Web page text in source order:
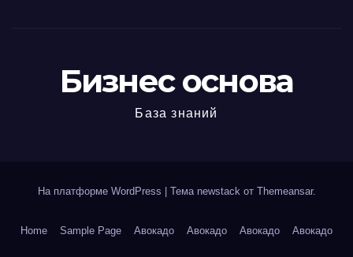
Бизнес основа
База знаний
На платформе WordPress Тема newstack от Themeansar.
Home Sample Page Авокадо Авокадо Авокадо Авокадо